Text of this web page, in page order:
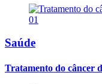
01
Saúde
Tratamento do câncer